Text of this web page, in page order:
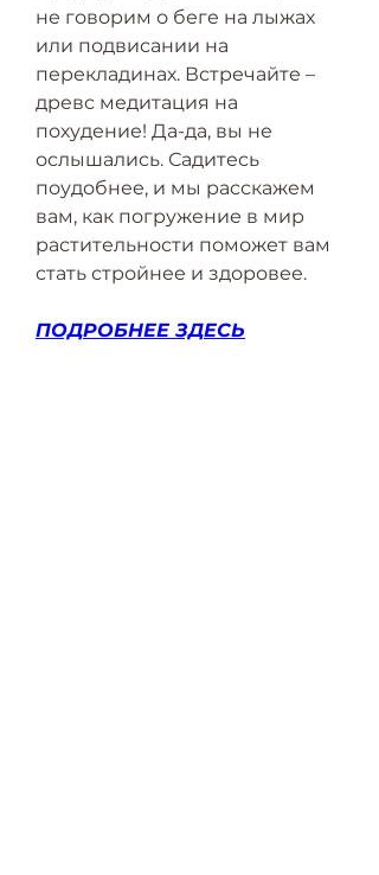
не говорим о беге на лыжах
или подвисании на
перекладинах. Встречайте –
древс медитация на
похудение! Да-да, вы не
ослышались. Садитесь
поудобнее, и мы расскажем
вам, как погружение в мир
растительности поможет вам
стать стройнее и здоровее.
ПОДРОБНЕЕ ЗДЕСЬ